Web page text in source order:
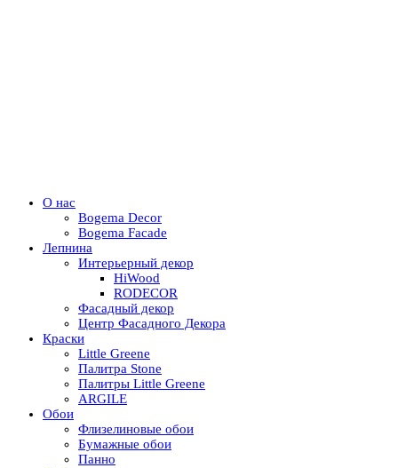
О нас
Bogema Decor
Bogema Facade
Лепнина
Интерьерный декор
HiWood
RODECOR
Фасадный декор
Центр Фасадного Декора
Краски
Little Greene
Палитра Stone
Палитры Little Greene
ARGILE
Обои
Флизелиновые обои
Бумажные обои
Панно